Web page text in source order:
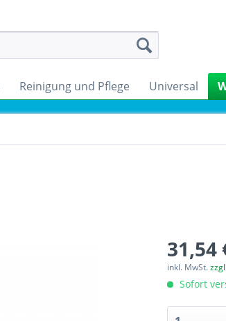
Reinigung und Pflege Universal
31,54
inkl. MwSt.
Sofort